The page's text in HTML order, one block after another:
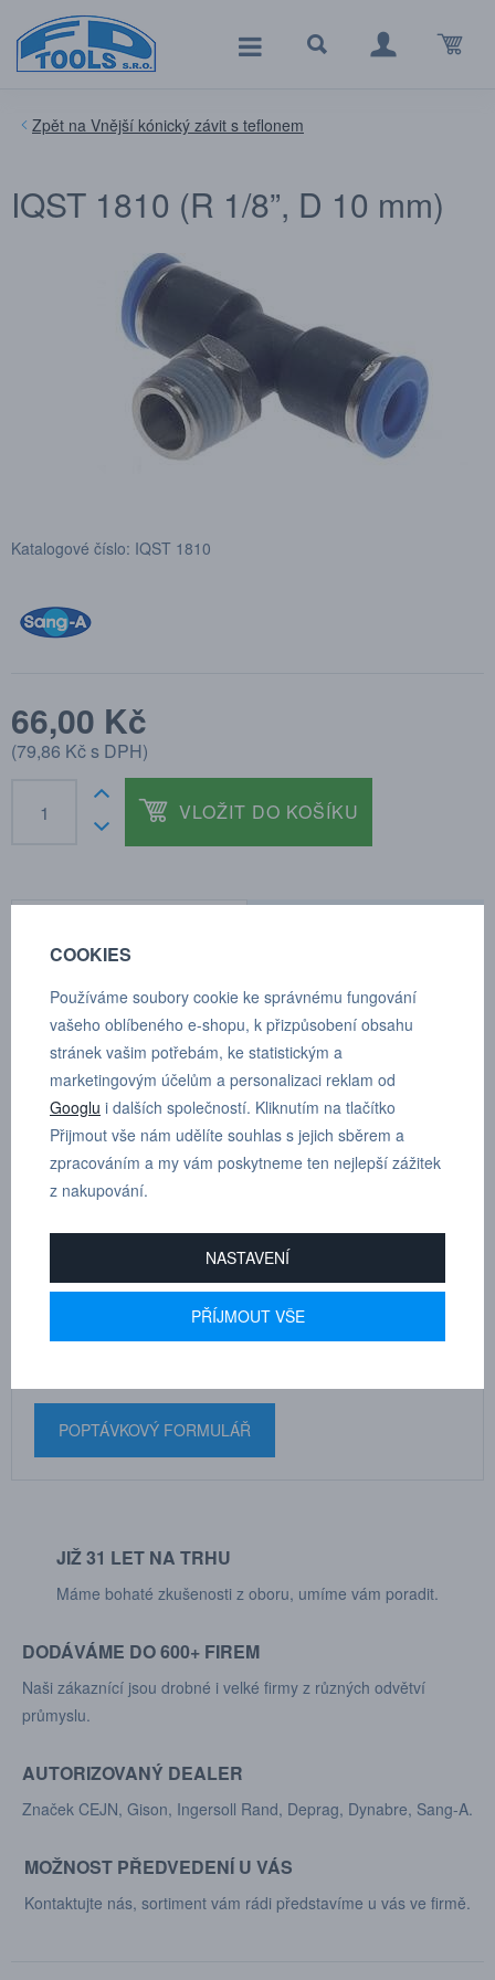
Vnější kónický závit s teflonem
IQST 1810 (R 1/8”, D 10 mm)
Katalogové číslo: IQST 1810
66,00 Kč
(79,86 Kčs DPH)
VLOŽIT DO KOŠÍKU
T - šroubení otočné, kónický závit s teflonem, vnější šestihran R
1/8”, D 10 mm
Dle tloušťky hadice
MARTIN
DRHOLEC
technické poradenství
POPTÁVKOVÝ FORMULÁŘ
JIŽ 31 LET NA TRHU
Máme bohaté zkušenosti z oboru, umíme vám poradit.
DODÁVÁME DO 600+ FIREM
Naši zákaznící jsou drobné i velké firmy z různých odvětví
průmyslu.
AUTORIZOVANÝ DEALER
Značek CEJN, Gison, Ingersoll Rand, Deprag, Dynabre, Sang-A.
MOŽNOST PŘEDVEDENÍ U VÁS
Kontaktujte nás, sortiment vám rádi představíme u vás ve firmě.
COOKIES
Používáme soubory cookie ke správnému fungování
vašeho oblíbeného e-shopu, k přizpůsobení obsahu
stránek vašim potřebám, ke statistickým a
marketingovým účelům a personalizaci reklam od
Googlu i dalších společností. Kliknutím na tlačítko
Přijmout vše nám udělíte souhlas s jejich sběrem a
zpracováním a my vám poskytneme ten nejlepší zážitek
z nakupování.
NASTAVENÍ
PŘÍJMOUT VŠE